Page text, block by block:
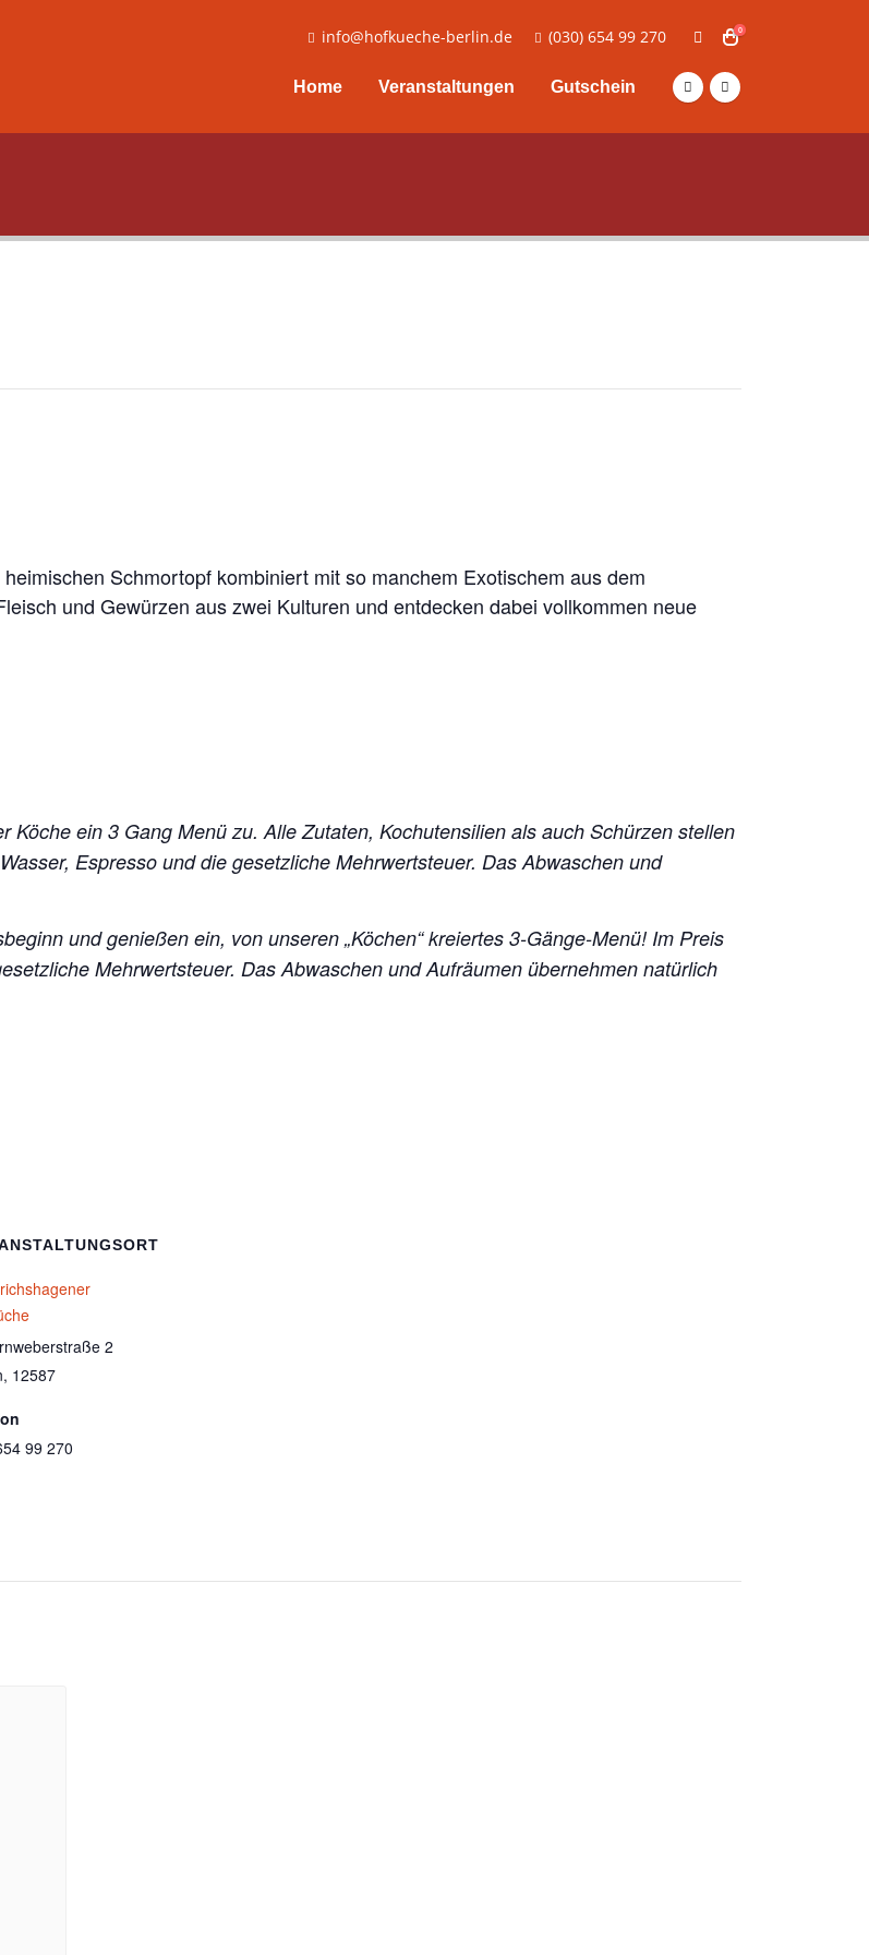
info@hofkueche-berlin.de (030) 654 99 270 0
Home Veranstaltungen Gutschein
Schmortopf kombiniert mit so manchem Exotischem aus dem
und Gewürzen aus zwei Kulturen und entdecken dabei vollkommen neue
Köche ein 3 Gang Menü zu. Alle Zutaten, Kochutensilien als auch Schürzen stellen
Espresso und die gesetzliche Mehrwertsteuer. Das Abwaschen und
und genießen ein, von unseren „Köchen“ kreiertes 3-Gänge-Menü! Im Preis
Mehrwertsteuer. Das Abwaschen und Aufräumen übernehmen natürlich
2
, 12587
99 270